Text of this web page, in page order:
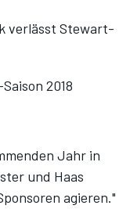
verlässt Stewart-
2018
Jahr in
und Haas
agieren."